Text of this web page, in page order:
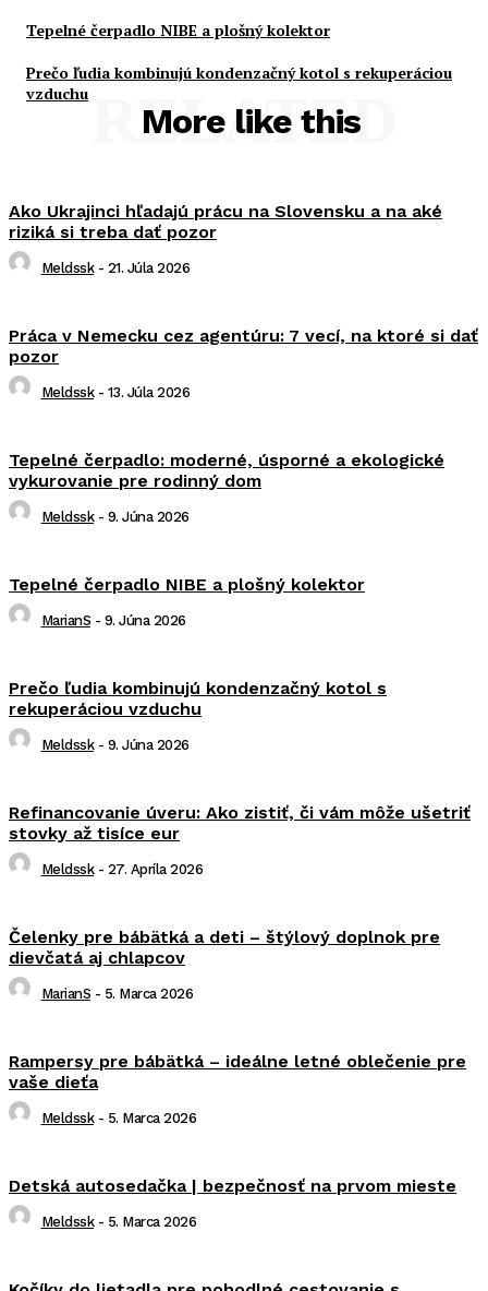
Tepelné čerpadlo NIBE a plošný kolektor
Prečo ľudia kombinujú kondenzačný kotol s rekuperáciou
vzduchu
More like this
RELATED
Ako Ukrajinci hľadajú prácu na Slovensku a na aké
riziká si treba dať pozor
Meldssk - 21. Júla 2026
Práca v Nemecku cez agentúru: 7 vecí, na ktoré si dať
pozor
Meldssk - 13. Júla 2026
Tepelné čerpadlo: moderné, úsporné a ekologické
vykurovanie pre rodinný dom
Meldssk - 9. Júna 2026
Tepelné čerpadlo NIBE a plošný kolektor
MarianS - 9. Júna 2026
Prečo ľudia kombinujú kondenzačný kotol s
rekuperáciou vzduchu
Meldssk - 9. Júna 2026
Refinancovanie úveru: Ako zistiť, či vám môže ušetriť
stovky až tisíce eur
Meldssk - 27. Apríla 2026
Čelenky pre bábätká a deti – štýlový doplnok pre
dievčatá aj chlapcov
MarianS - 5. Marca 2026
Rampersy pre bábätká – ideálne letné oblečenie pre
vaše dieťa
Meldssk - 5. Marca 2026
Detská autosedačka | bezpečnosť na prvom mieste
Meldssk - 5. Marca 2026